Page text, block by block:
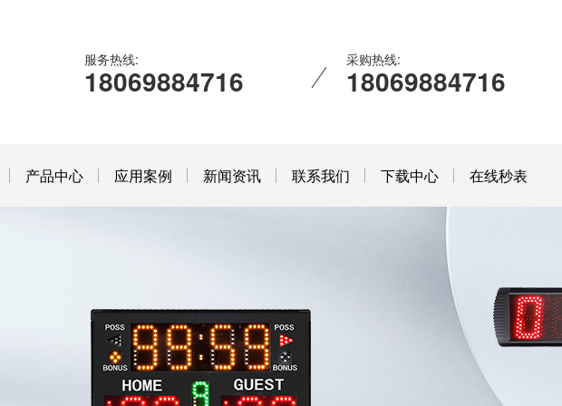
服务热线:
18069884716
采购热线:
18069884716
产品中心 应用案例 新闻资讯 联系我们 下载中心 在线秒表